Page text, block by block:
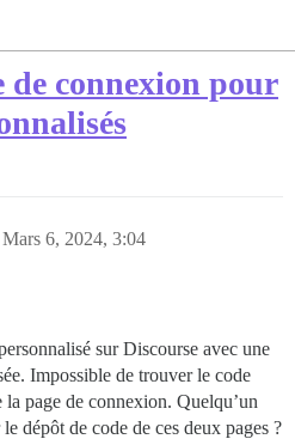
de connexion pour
Mars 6, 2024, 3:04
sur Discourse avec une
Impossible de trouver le code
page de connexion. Quelqu’un
dépôt de code de ces deux pages ?